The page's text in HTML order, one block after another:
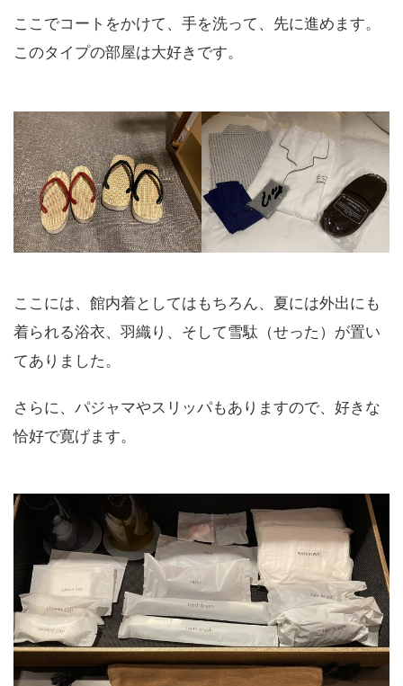
ここでコートをかけて、手を洗って、先に進めます。
このタイプの部屋は大好きです。
ここには、館内着としてはもちろん、夏には外出にも
着られる浴衣、羽織り、そして雪駄（せった）が置い
てありました。
さらに、パジャマやスリッパもありますので、好きな
恰好で寛げます。